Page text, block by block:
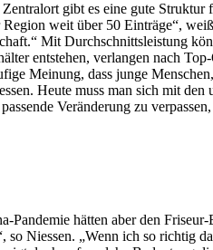
gibt es eine gute Struktur
weit über 50 Einträge“,
Mit Durchschnittsleistung
entstehen, verlangen nach
Meinung, dass junge
Heute muss man sich mit den
Veränderung zu
Pandemie hätten aber den
Niessen. „Wenn ich so richtig